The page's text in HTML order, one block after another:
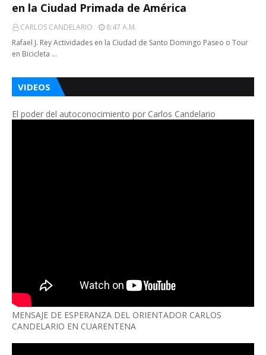
en la Ciudad Primada de América
CARLOS CANDELARIO
8:47 A.m.
Rafael J. Rey Actividades en la Ciudad de Santo Domingo Paseo o Tour
en Bicicleta …
VIDEOS
El poder del autoconocimiento por Carlos Candelario
MENSAJE DE ESPERANZA DEL ORIENTADOR CARLOS
CANDELARIO EN CUARENTENA